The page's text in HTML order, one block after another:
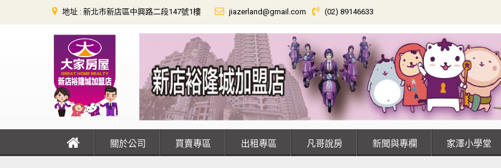
地址 : 新北市新店區中興路二段147號1樓 jiazerland@gmail.com (02) 89146633
關於公司 買賣專區 出租專區 凡哥說房 新聞與專欄 家澤小學堂